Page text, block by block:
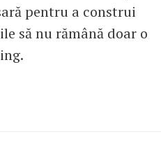
pentru a construi
să nu rămână doar o